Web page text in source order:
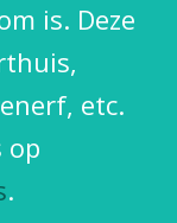
is. Deze
etc.
op
.